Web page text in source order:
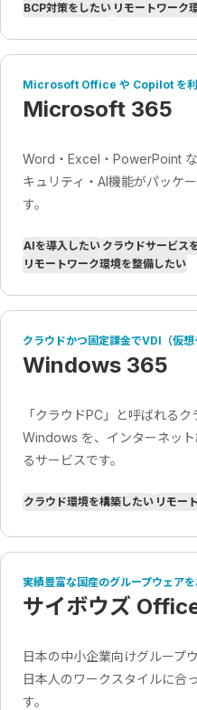
BCP対策をしたい リモートワーク
Microsoft Office や Copilot を利
Microsoft 365
Word・Excel・PowerPoint
キュリティ・AI機能がパッケ
す。
AIを導入したい クラウドサービス
リモートワーク環境を整備したい
クラウドかつ固定課金でVDI（仮
Windows 365
「クラウドPC」と呼ばれる
Windows を、インターネッ
るサービスです。
クラウド環境を構築したい リモー
実績豊富な国産のグループウェア
サイボウズ
日本の中小企業向けグループ
日本人のワークスタイルに合
す。